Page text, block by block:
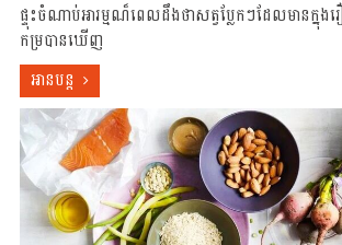
ផ្ទុះចំណាប់អារម្មណ៏ពេលដឹងថាសត្វប្លែកៗដែលមានក្នុ
កម្របានឃើញ
អានបន្ត